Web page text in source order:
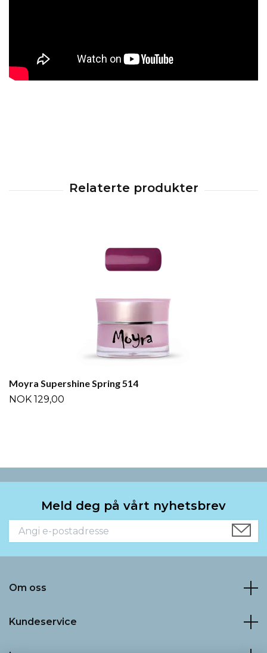
Moyra Supershine Spring 514
NOK 129,00
Meld deg på vårt nyhetsbrev
Om oss
Kundeservice